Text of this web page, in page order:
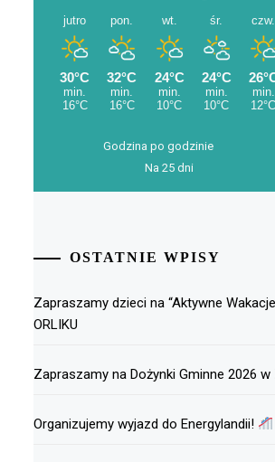
Godzina po godzinie
Na 25 dni
OSTATNIE WPISY
Zapraszamy dzieci na “Aktywne
ORLIKU
Zapraszamy na Dożynki Gminne 2026
Organizujemy wyjazd do Energylandii!